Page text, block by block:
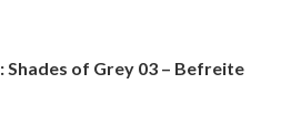
Shades of Grey 03 – Befreite